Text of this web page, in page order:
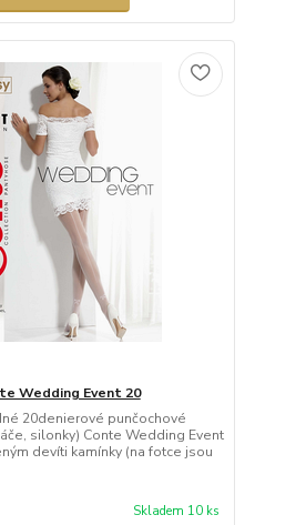
Wedding Event 20
20denierové punčochové
silonky) Conte Wedding Event
devíti kamínky (na fotce jsou
Skladem 10 ks